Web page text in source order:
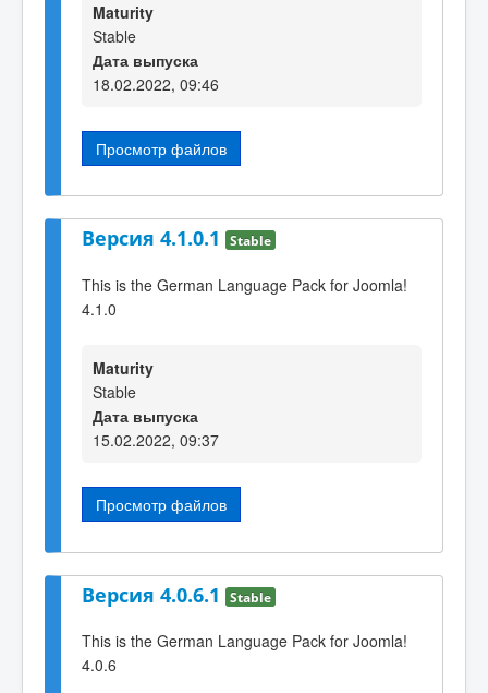
Maturity
Stable
Дата выпуска
18.02.2022, 09:46
Просмотр файлов
Версия 4.1.0.1 Stable
This is the German Language Pack for Joomla!
4.1.0
Maturity
Stable
Дата выпуска
15.02.2022, 09:37
Просмотр файлов
Версия 4.0.6.1 Stable
This is the German Language Pack for Joomla!
4.0.6